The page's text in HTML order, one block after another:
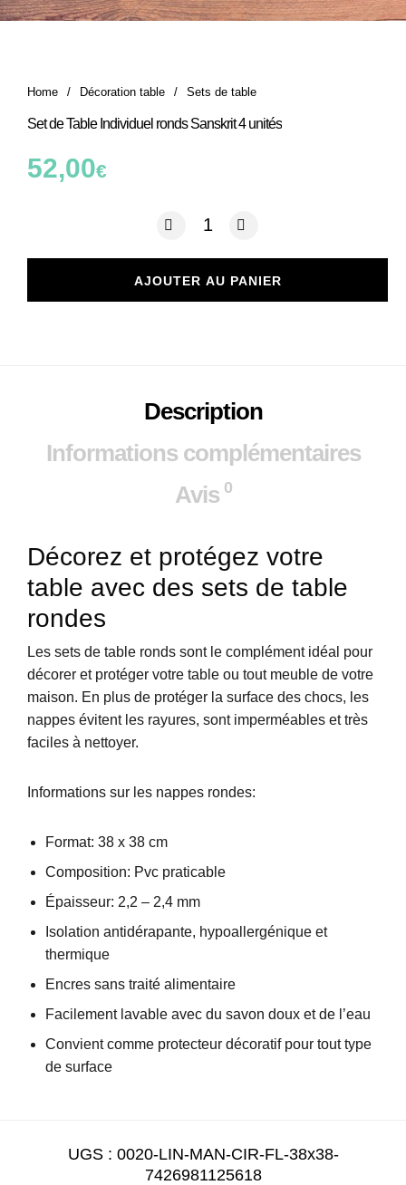
Home / Décoration table / Sets de table
Set de Table Individuel ronds Sanskrit 4 unités
52,00€
quantité de Set de Table Individuel
AJOUTER AU PANIER
Description
Informations complémentaires
Avis 0
Décorez et protégez votre
table avec des sets de table
rondes
Les sets de table ronds sont le complément idéal pour
décorer et protéger votre table ou tout meuble de votre
maison. En plus de protéger la surface des chocs, les
nappes évitent les rayures, sont imperméables et très
faciles à nettoyer.
Informations sur les nappes rondes:
Format: 38 x 38 cm
Composition: Pvc praticable
Épaisseur: 2,2 – 2,4 mm
Isolation antidérapante, hypoallergénique et
thermique
Encres sans traité alimentaire
Facilement lavable avec du savon doux et de l’eau
Convient comme protecteur décoratif pour tout type
de surface
UGS : 0020-LIN-MAN-CIR-FL-38x38-
7426981125618